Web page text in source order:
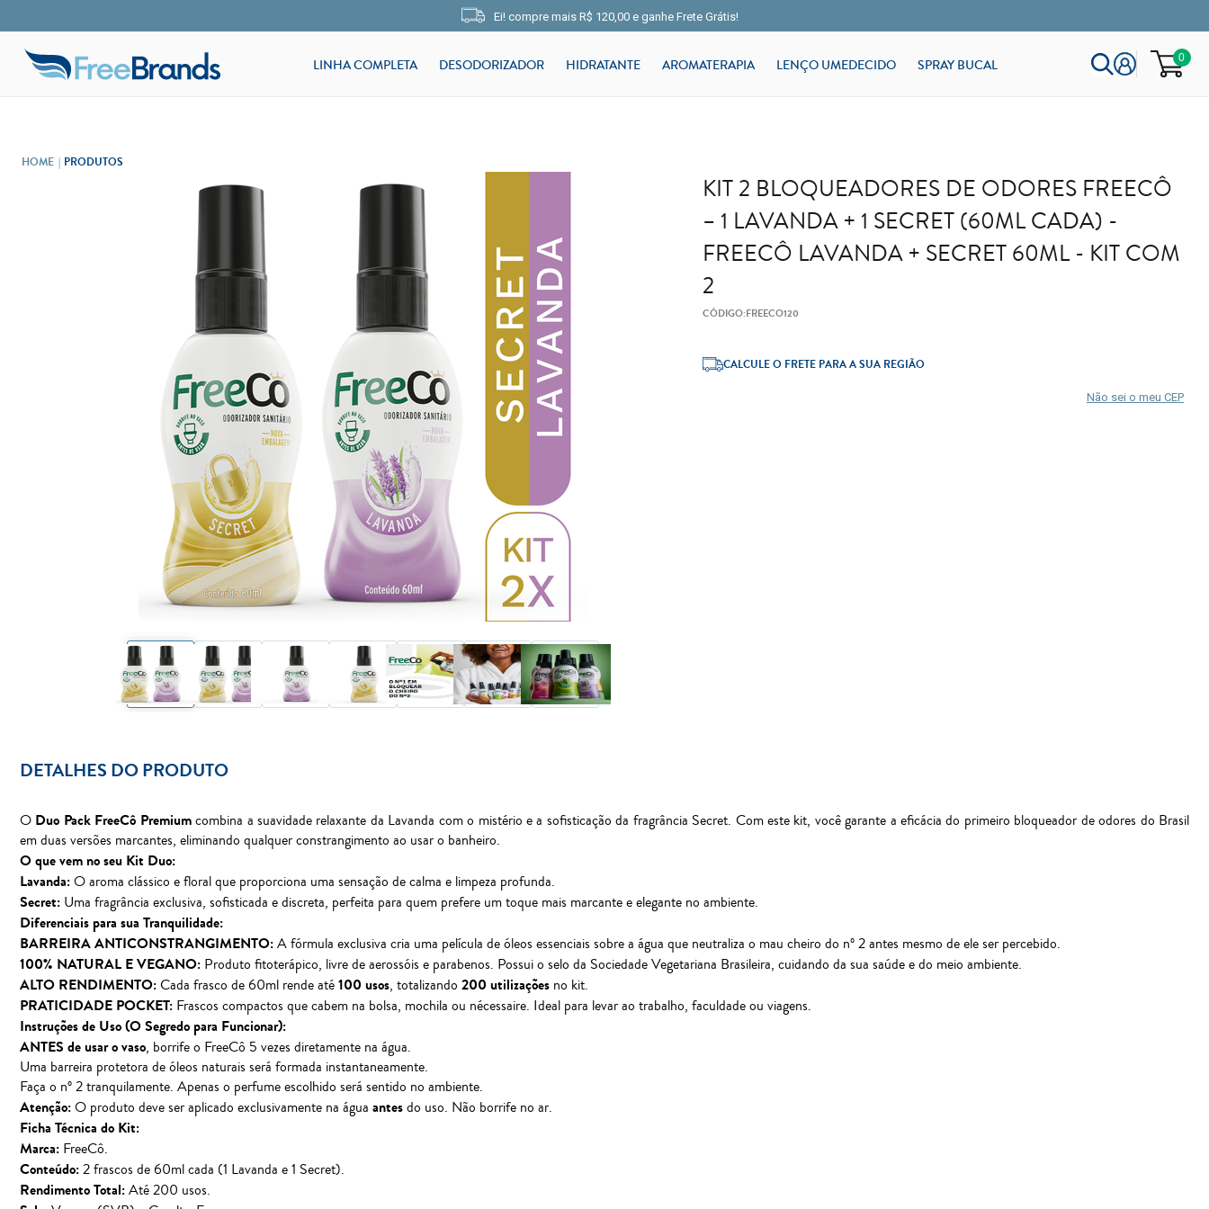
Ei! compre mais R$ 120,00e ganhe Frete Grátis!
LINHA COMPLETA DESODORIZADOR HIDRATANTE AROMATERAPIA LENÇO UMEDECIDO SPRAY BUCAL 0
PRODUTOS
KIT 2 BLOQUEADORES DE ODORES FREECÔ
– 1 LAVANDA + 1 SECRET (60ML CADA) -
FREECÔ LAVANDA + SECRET 60ML - KIT COM
2
CÓDIGO:FREECO120
CALCULE O FRETE PARA A SUA REGIÃO
Não sei o meu CEP
DETALHES DO PRODUTO
O Duo Pack FreeCô Premiumcombina a suavidade relaxante da Lavanda com o mistério e a sofisticação da fragrância Secret. Com este kit, você garante a eficácia do primeiro bloqueador de odores do Brasil
em duas versões marcantes, eliminando qualquer constrangimento ao usar o banheiro.
O que vem no seu Kit Duo:
Lavanda:O aroma clássico e floral que proporciona uma sensação de calma e limpeza profunda.
Secret: Uma fragrância exclusiva, sofisticada e discreta, perfeita para quem prefere um toque mais marcante e elegante no ambiente.
Diferenciais para sua Tranquilidade:
BARREIRA ANTICONSTRANGIMENTO:A fórmula exclusiva cria uma película de óleos essenciais sobre a água que neutraliza o mau cheiro do nº 2 antes mesmo de ele ser percebido.
100% NATURAL E VEGANO: Produto fitoterápico, livre de aerossóis e parabenos. Possui o selo da Sociedade Vegetariana Brasileira, cuidando da sua saúde e do meio ambiente.
ALTO RENDIMENTO:Cada frasco de 60ml rende até100 usos, totalizando 200 utilizações no kit.
PRATICIDADE POCKET: Frascos compactos que cabem na bolsa, mochila ou nécessaire. Ideal para levar ao trabalho, faculdade ou viagens.
Instruções de Uso (O Segredo para Funcionar):
ANTES de usar o vaso, borrife o FreeCô 5 vezes diretamente na água.
Uma barreira protetora de óleos naturais será formada instantaneamente.
Faça o nº 2 tranquilamente. Apenas o perfume escolhido será sentido no ambiente.
Atenção:O produto deve ser aplicado exclusivamente na água antesdo uso. Não borrife no ar.
Ficha Técnica do Kit:
Marca: FreeCô.
Conteúdo:2 frascos de 60ml cada (1 Lavanda e 1 Secret).
Rendimento Total:Até 200 usos.